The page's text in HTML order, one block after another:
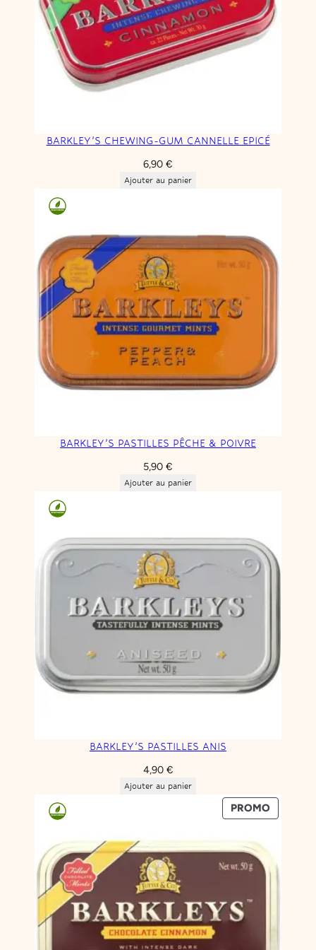
BARKLEY’S CHEWING-GUM CANNELLE EPICÉ
6,90 €
Ajouter au panier
BARKLEY’S PASTILLES PÊCHE & POIVRE
5,90 €
Ajouter au panier
BARKLEY’S PASTILLES ANIS
4,90 €
Ajouter au panier
PROMOPRODUIT
EN